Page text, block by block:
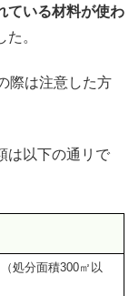
ている材料が使わ
。
際は注意した方
は以下の通リで
処分面積300㎡以